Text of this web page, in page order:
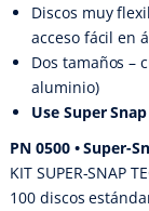
Discos muy
acceso fácil en
Dos tamaños –
aluminio)
Use Super
PN 0500 • Super-
KIT SUPER-SNAP
100 discos